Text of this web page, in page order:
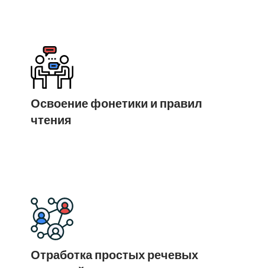
Освоение фонетики и правил
чтения
Отработка простых речевых